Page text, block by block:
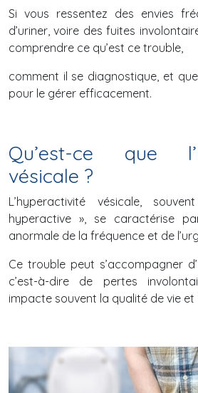
Si vous ressentez des envies
d’uriner, voire des fuites
comprendre ce qu’est ce trouble,
comment il se diagnostique, et
pour le gérer efficacement.
Qu’est-ce que
vésicale ?
L’hyperactivité vésicale,
hyperactive », se caractérise
anormale de la fréquence et de
Ce trouble peut s’accompagner
c’est-à-dire de pertes
impacte souvent la qualité de vie et